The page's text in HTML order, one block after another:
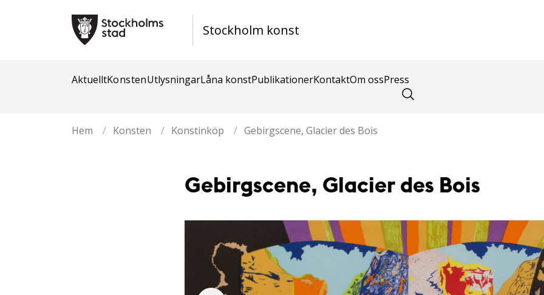
Stockholm konst
AktuelltKonstenUtlysningarLåna konstPublikationerKontaktOm ossPress
Hem / Konsten / Konstinköp / Gebirgscene, Glacier des Bois
Gebirgscene, Glacier des Bois